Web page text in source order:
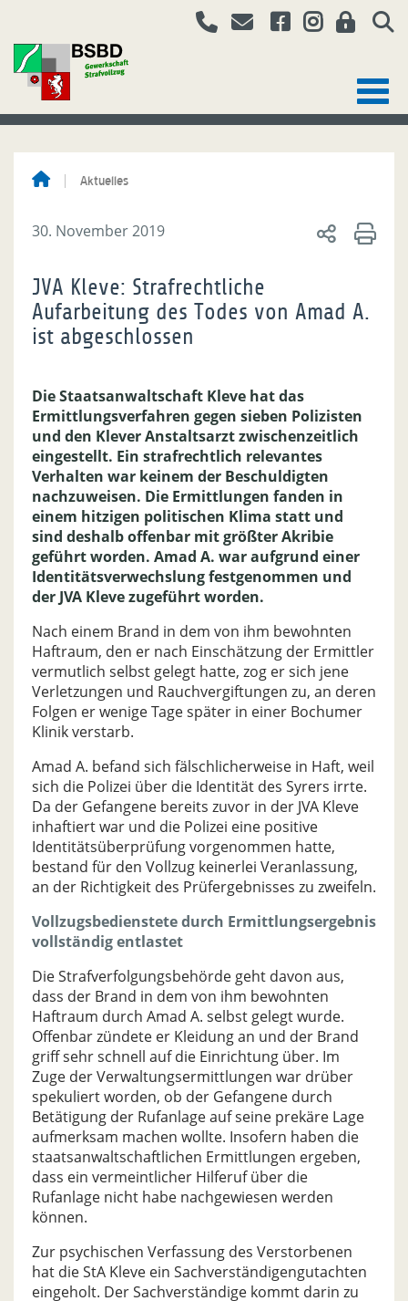
Aktuelles
30. November 2019
JVA Kleve: Strafrechtliche
Aufarbeitung des Todes von Amad A.
ist abgeschlossen
Die Staatsanwaltschaft Kleve hat das
Ermittlungsverfahren gegen sieben Polizisten
und den Klever Anstaltsarzt zwischenzeitlich
eingestellt. Ein strafrechtlich relevantes
Verhalten war keinem der Beschuldigten
nachzuweisen. Die Ermittlungen fanden in
einem hitzigen politischen Klima statt und
sind deshalb offenbar mit größter Akribie
geführt worden. Amad A. war aufgrund einer
Identitätsverwechslung festgenommen und
der JVA Kleve zugeführt worden.
Nach einem Brand in dem von ihm bewohnten
Haftraum, den er nach Einschätzung der Ermittler
vermutlich selbst gelegt hatte, zog er sich jene
Verletzungen und Rauchvergiftungen zu, an deren
Folgen er wenige Tage später in einer Bochumer
Klinik verstarb.
Amad A. befand sich fälschlicherweise in Haft, weil
sich die Polizei über die Identität des Syrers irrte.
Da der Gefangene bereits zuvor in der JVA Kleve
inhaftiert war und die Polizei eine positive
Identitätsüberprüfung vorgenommen hatte,
bestand für den Vollzug keinerlei Veranlassung,
an der Richtigkeit des Prüfergebnisses zu zweifeln.
Vollzugsbedienstete durch Ermittlungsergebnis
vollständig entlastet
Die Strafverfolgungsbehörde geht davon aus,
dass der Brand in dem von ihm bewohnten
Haftraum durch Amad A. selbst gelegt wurde.
Offenbar zündete er Kleidung an und der Brand
griff sehr schnell auf die Einrichtung über. Im
Zuge der Verwaltungsermittlungen war drüber
spekuliert worden, ob der Gefangene durch
Betätigung der Rufanlage auf seine prekäre Lage
aufmerksam machen wollte. Insofern haben die
staatsanwaltschaftlichen Ermittlungen ergeben,
dass ein vermeintlicher Hilferuf über die
Rufanlage nicht habe nachgewiesen werden
können.
Zur psychischen Verfassung des Verstorbenen
hat die StA Kleve ein Sachverständigengutachten
eingeholt. Der Sachverständige kommt darin zu